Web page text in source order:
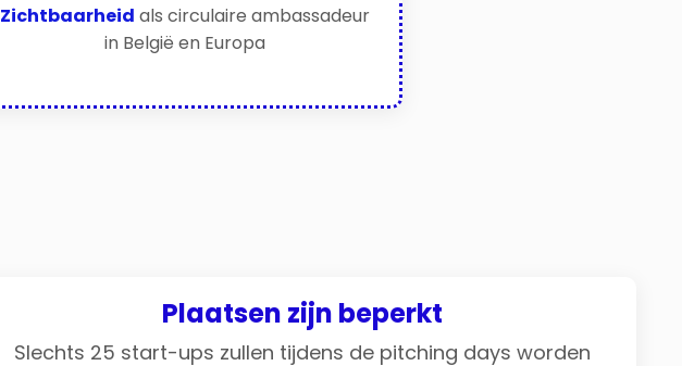
Zichtbaarheid als circulaire ambassadeur
in België en Europa
Plaatsen zijn beperkt
Slechts 25 start-ups zullen tijdens de pitching days worden